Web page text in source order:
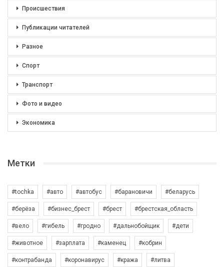
Происшествия
Публикации читателей
Разное
Спорт
Транспорт
Фото и видео
Экономика
Метки
#tochka #авто #автобус #барановичи #беларусь
#берёза #бизнес_брест #брест #брестская_область
#вело #гибель #гродно #дальнобойщик #дети
#животное #зарплата #каменец #кобрин
#контрабанда #коронавирус #кража #литва